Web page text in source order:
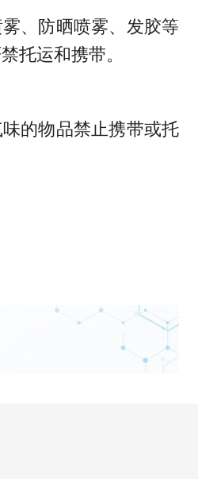
、防晒喷雾、发胶等
托运和携带。
的物品禁止携带或托